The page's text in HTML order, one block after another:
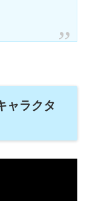
ャラクタ